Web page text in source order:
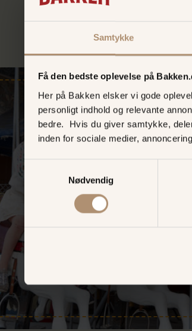
Samtykke
Få den bedste oplevelse på
Her på Bakken elsker vi gode
personligt indhold og relevante
bedre. Hvis du giver samtykke,
inden for sociale medier,
Samtykkevalg
Nødvendig